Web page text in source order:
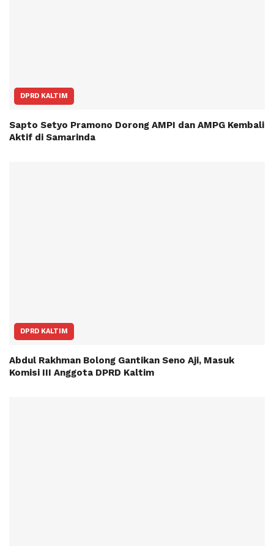
DPRD KALTIM
Sapto Setyo Pramono Dorong AMPI dan AMPG Kembali
Aktif di Samarinda
DPRD KALTIM
Abdul Rakhman Bolong Gantikan Seno Aji, Masuk
Komisi III Anggota DPRD Kaltim